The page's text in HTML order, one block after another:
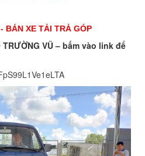
BÁN XE TẢI TRẢ GÓP
VŨ – bấm vào link để